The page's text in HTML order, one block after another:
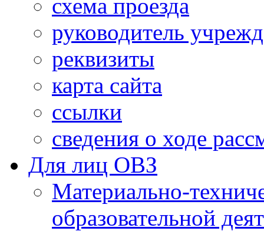
схема проезда
руководитель
реквизиты
карта сайта
ссылки
сведения о ходе
Для лиц ОВЗ
Материально-
образовательной